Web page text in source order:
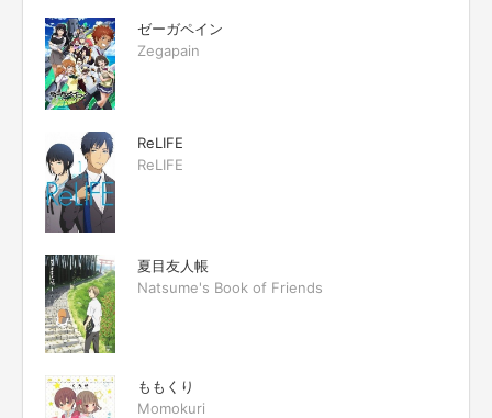
ゼーガペイン
Zegapain
ReLIFE
ReLIFE
夏目友人帳
Natsume's Book of Friends
ももくり
Momokuri